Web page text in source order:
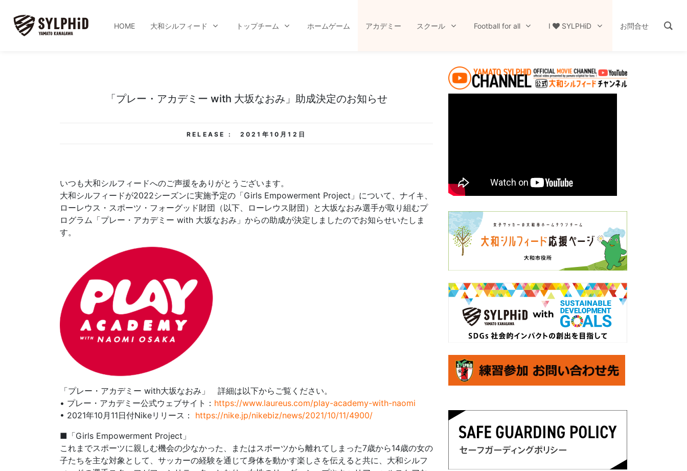
HOME 大和シルフィード トップチーム ホームゲーム アカデミー スクール Football for all I SYLPHiD お問合せ
「プレー・アカデミー with 大坂なおみ」助成決定のお知らせ
RELEASE : 2021年10月12日
いつも大和シルフィードへのご声援をありがとうございます。
大和シルフィードが2022シーズンに実施予定の「Girls Empowerment Project」について、ナイキ、
ローレウス・スポーツ・フォーグッド財団（以下、ローレウス財団）と大坂なおみ選手が取り組むプ
ログラム「プレー・アカデミー with 大坂なおみ」からの助成が決定しましたのでお知らせいたしま
す。
「プレー・アカデミー with大坂なおみ」 詳細は以下からご覧ください。
• プレー・アカデミー公式ウェブサイト： https://www.laureus.com/play-academy-with-naomi
• 2021年10月11日付Nikeリリース： https://nike.jp/nikebiz/news/2021/10/11/4900/
■「Girls Empowerment Project」
これまでスポーツに親しむ機会の少なかった、またはスポーツから離れてしまった7歳から14歳の女の
子たちを主な対象として、サッカーの経験を通じて身体を動かす楽しさを伝えると共に、大和シルフ